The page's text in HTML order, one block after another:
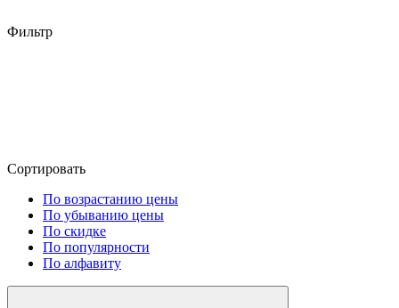
Фильтр
Сортировать
По возрастанию цены
По убыванию цены
По скидке
По популярности
По алфавиту